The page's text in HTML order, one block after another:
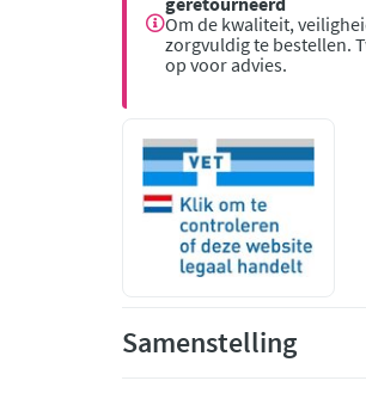
Om de kwaliteit,
zorgvuldig te bestellen.
op voor advies.
Samenstelling